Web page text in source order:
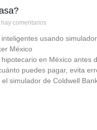
comentarios
usando
México
en México antes
puedes pagar, evita
simulador de Coldwell